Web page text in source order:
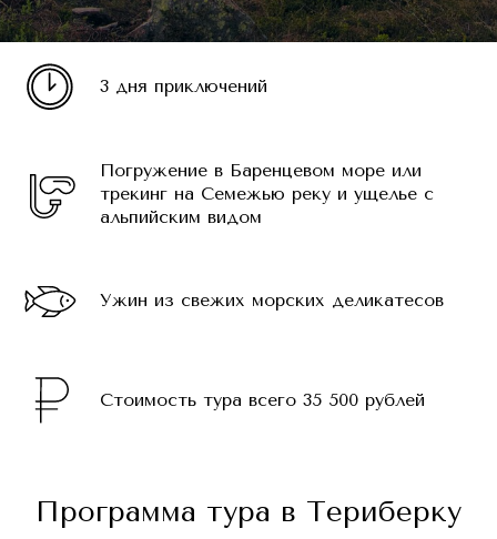
3 дня приключений
Погружение в Баренцевом море или
трекинг на Семежью реку и ущелье с
альпийским видом
Ужин из свежих морских деликатесов
Стоимость тура всего 35 500 рублей
Программа тура в Териберку